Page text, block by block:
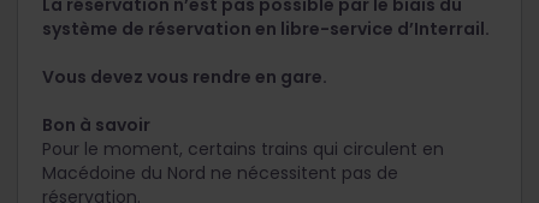
système de réservation en libre-service d’Interrail.
Vous devez vous rendre en gare.
Bon à savoir
Pour le moment, certains trains qui circulent en
Macédoine du Nord ne nécessitent pas de
réservation.